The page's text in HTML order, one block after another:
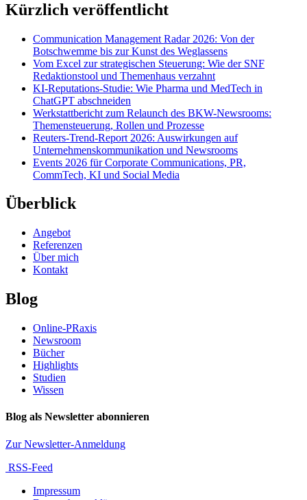
Kürzlich veröffentlicht
Communication Management Radar 2026: Von der
Botschwemme bis zur Kunst des Weglassens
Vom Excel zur strategischen Steuerung: Wie der SNF
Redaktionstool und Themenhaus verzahnt
KI-Reputations-Studie: Wie Pharma und MedTech in
ChatGPT abschneiden
Werkstattbericht zum Relaunch des BKW-Newsrooms:
Themensteuerung, Rollen und Prozesse
Reuters-Trend-Report 2026: Auswirkungen auf
Unternehmenskommunikation und Newsrooms
Events 2026 für Corporate Communications, PR,
CommTech, KI und Social Media
Überblick
Angebot
Referenzen
Über mich
Kontakt
Blog
Online-PRaxis
Newsroom
Bücher
Highlights
Studien
Wissen
Blog als Newsletter abonnieren
Zur Newsletter-Anmeldung
RSS-Feed
Impressum